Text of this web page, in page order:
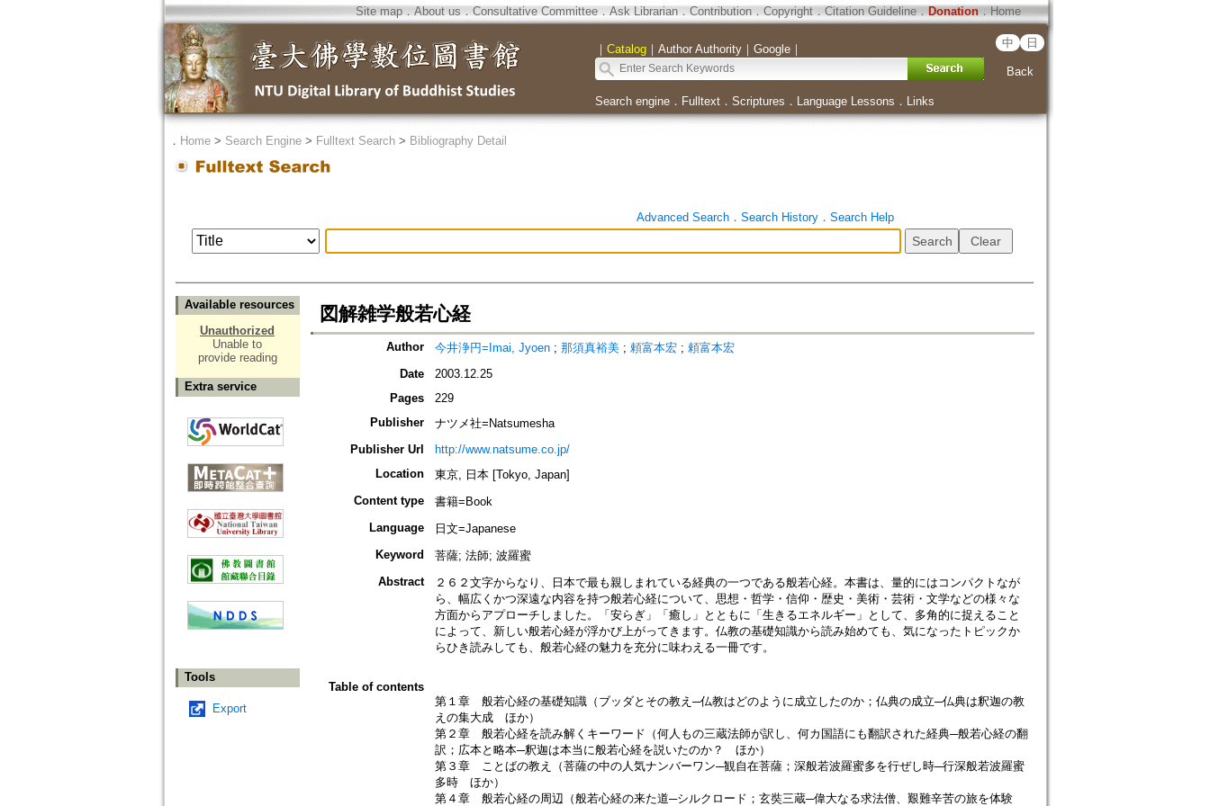
Site map．About us ． Consultative Committee． Ask Librarian． Contribution．Copyright．Citation Guideline． Donation．Home
｜ Catalog｜ Author Authority｜ Google｜ 中 日
Back
Search engine． Fulltext． Scriptures ． Language Lessons ． Links
． Home> Search Engine> Fulltext Search> Bibliography Detail
Advanced Search． Search History． Search Help
Available resources
Unauthorized
Unable to
provide reading
Extra service
Tools
Export
図解雑学般若心経
Author 今井浄円=Imai, Jyoen; 那須真裕美; 頼富本宏; 頼富本宏
Date
2003.12.25
Pages
229
Publisher
ナツメ社=Natsumesha
Publisher Url
http://www.natsume.co.jp/
Location
東京, 日本 [Tokyo, Japan]
Content type
書籍=Book
Language
日文=Japanese
Keyword
菩薩; 法師; 波羅蜜
Abstract
２６２文字からなり、日本で最も親しまれている経典の一つである般若心経。本書は、量的にはコンパクトなが
ら、幅広くかつ深遠な内容を持つ般若心経について、思想・哲学・信仰・歴史・美術・芸術・文学などの様々な
方面からアプローチしました。「安らぎ」「癒し」とともに「生きるエネルギー」として、多角的に捉えること
によって、新しい般若心経が浮かび上がってきます。仏教の基礎知識から読み始めても、気になったトピックか
らひき読みしても、般若心経の魅力を充分に味わえる一冊です。
Table of contents
第１章 般若心経の基礎知識（ブッダとその教え─仏教はどのように成立したのか；仏典の成立─仏典は釈迦の教
えの集大成 ほか）
第２章 般若心経を読み解くキーワード（何人もの三蔵法師が訳し、何カ国語にも翻訳された経典─般若心経の翻
訳；広本と略本─釈迦は本当に般若心経を説いたのか？ ほか）
第３章 ことばの教え（菩薩の中の人気ナンバーワン─観自在菩薩；深般若波羅蜜多を行ぜし時─行深般若波羅蜜
多時 ほか）
第４章 般若心経の周辺（般若心経の来た道─シルクロード；玄奘三蔵─偉大なる求法僧、艱難辛苦の旅を体験